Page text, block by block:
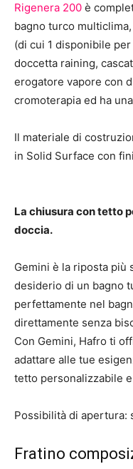
Rigenera 200 è
bagno turco
(di cui 1 disponibile
doccetta raining,
erogatore vapore con
cromoterapia ed ha
Il materiale di
in Solid Surface con
La chiusura con tetto
doccia.
Gemini è la riposta più
desiderio di un bagno
perfettamente nel
direttamente senza
Con Gemini, Hafro ti
adattare alle tue
tetto personalizzabile
Possibilità di apertura:
Fratino